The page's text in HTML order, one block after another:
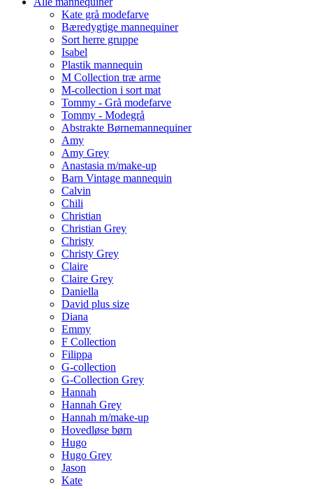
Kate grå modefarve
Bæredygtige mannequiner
Sort herre gruppe
Isabel
Plastik mannequin
M Collection træ arme
M-collection i sort mat
Tommy - Grå modefarve
Tommy - Modegrå
Abstrakte Børnemannequiner
Amy
Amy Grey
Anastasia m/make-up
Barn Vintage mannequin
Calvin
Chili
Christian
Christian Grey
Christy
Christy Grey
Claire
Claire Grey
Daniella
David plus size
Diana
Emmy
F Collection
Filippa
G-collection
G-Collection Grey
Hannah
Hannah Grey
Hannah m/make-up
Hovedløse børn
Hugo
Hugo Grey
Jason
Kate